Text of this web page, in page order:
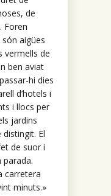
de
Foren
aigües
vermells de
ben aviat
hi dies
d’hotels i
i llocs per
jardins
distingit. El
de suor i
carretera
minuts.»